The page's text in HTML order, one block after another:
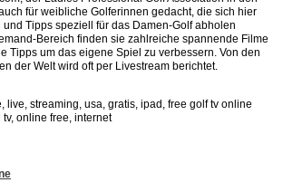
für weibliche Golferinnen gedacht, die sich hier
Tipps speziell für das Damen-Golf abholen
Bereich finden sie zahlreiche spannende Filme
Tipps um das eigene Spiel zu verbessern. Von den
der Welt wird oft per Livestream berichtet.
live, streaming, usa, gratis, ipad, free golf tv online
online free, internet